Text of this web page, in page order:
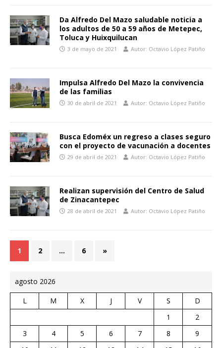
Da Alfredo Del Mazo saludable noticia a
los adultos de 50 a 59 años de Metepec,
Toluca y Huixquilucan
3 de mayo de 2021 Autor: Octavio López Patiño
Impulsa Alfredo Del Mazo la convivencia
de las familias
30 de abril de 2021 Autor: Octavio López Patiño
Busca Edoméx un regreso a clases seguro
con el proyecto de vacunación a docentes
29 de abril de 2021 Autor: Octavio López Patiño
Realizan supervisión del Centro de Salud
de Zinacantepec
28 de abril de 2021 Autor: Octavio López Patiño
1 2 … 6 »
agosto 2026
L M X J V S
D
1
2
3
4 5 6 7 8
9